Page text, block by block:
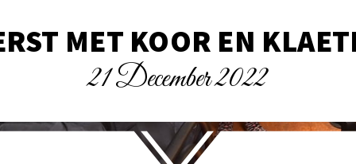
MET KOOR EN
21 December 2022